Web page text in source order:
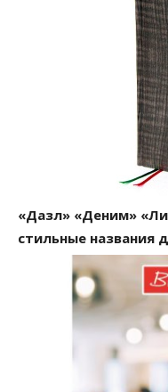
«Дазл» «Деним»
стильные названия